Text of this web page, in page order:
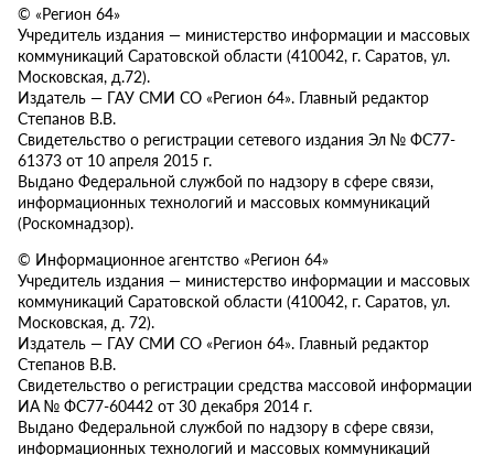
© «Регион 64»
Учредитель издания — министерство информации и массовых
коммуникаций Саратовской области (410042, г. Саратов, ул.
Московская, д.72).
Издатель — ГАУ СМИ СО «Регион 64». Главный редактор
Степанов В.В.
Свидетельство о регистрации сетевого издания Эл № ФС77-
61373 от 10 апреля 2015 г.
Выдано Федеральной службой по надзору в сфере связи,
информационных технологий и массовых коммуникаций
(Роскомнадзор).
© Информационное агентство «Регион 64»
Учредитель издания — министерство информации и массовых
коммуникаций Саратовской области (410042, г. Саратов, ул.
Московская, д. 72).
Издатель — ГАУ СМИ СО «Регион 64». Главный редактор
Степанов В.В.
Свидетельство о регистрации средства массовой информации
ИА № ФС77-60442 от 30 декабря 2014 г.
Выдано Федеральной службой по надзору в сфере связи,
информационных технологий и массовых коммуникаций